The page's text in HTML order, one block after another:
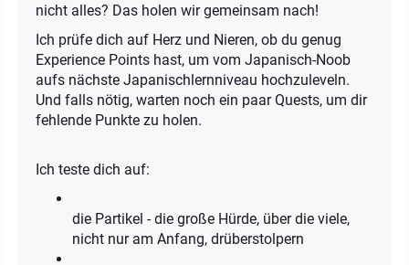
nicht alles? Das holen wir gemeinsam nach!
Ich prüfe dich auf Herz und Nieren, ob du genug
Experience Points hast, um vom Japanisch-Noob
aufs nächste Japanischlernniveau hochzuleveln.
Und falls nötig, warten noch ein paar Quests, um dir
fehlende Punkte zu holen.
Ich teste dich auf:
die Partikel - die große Hürde, über die viele,
nicht nur am Anfang, drüberstolpern